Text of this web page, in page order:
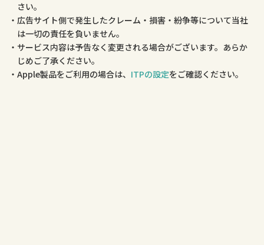
さい。
広告サイト側で発生したクレーム・損害・紛争等について当社
は一切の責任を負いません。
サービス内容は予告なく変更される場合がございます。あらか
じめご了承ください。
Apple製品をご利用の場合は、 ITPの設定をご確認ください。